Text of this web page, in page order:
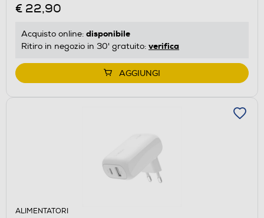
€ 22,90
Acquisto online: disponibile
Ritiro in negozio in 30' gratuito: verifica
AGGIUNGI
ALIMENTATORI